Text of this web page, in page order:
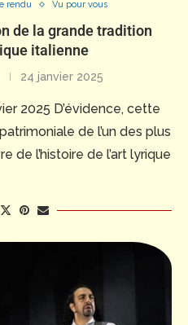
rendu Vu pour vous
de la grande tradition
italienne
24 janvier 2025
2025 D’évidence, cette
de l’un des plus
de l’histoire de l’art lyrique